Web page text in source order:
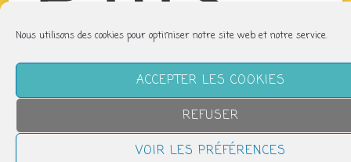
Nous utilisons des cookies pour optimiser notre site web et notre service.
ACCEPTER LES COOKIES
REFUSER
VOIR LES PRÉFÉRENCES
Bouts